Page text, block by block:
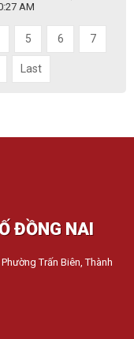
AM
5 6 7
Last
ĐỒNG NAI
Trấn Biên, Thành